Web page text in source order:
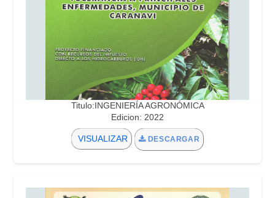
Titulo:INGENIERÍA AGRONÓMICA
Edicion: 2022
VISUALIZAR DESCARGAR